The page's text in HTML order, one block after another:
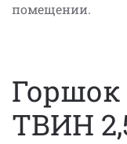
помещении.
ТВИН